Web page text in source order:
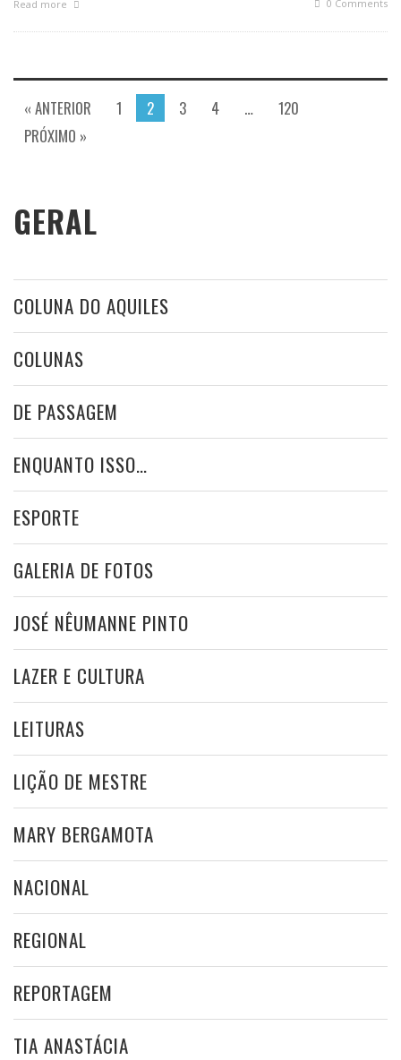
Read more 0 Comments
« ANTERIOR 1 2 3 4 …
120
PRÓXIMO »
GERAL
COLUNA DO AQUILES
COLUNAS
DE PASSAGEM
ENQUANTO ISSO…
ESPORTE
GALERIA DE FOTOS
JOSÉ NÊUMANNE PINTO
LAZER E CULTURA
LEITURAS
LIÇÃO DE MESTRE
MARY BERGAMOTA
NACIONAL
REGIONAL
REPORTAGEM
TIA ANASTÁCIA